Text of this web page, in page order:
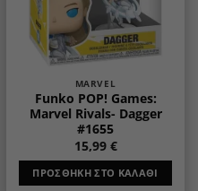
MARVEL
Funko POP! Games:
Marvel Rivals- Dagger
#1655
15,99 €
ΠΡΟΣΘΉΚΗ ΣΤΟ ΚΑΛΆΘΙ